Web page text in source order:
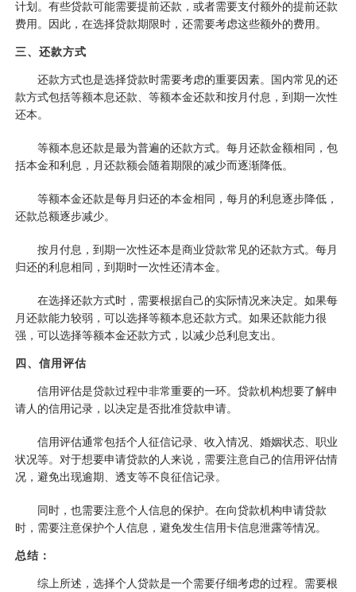
计划。有些贷款可能需要提前还款，或者需要支付额外的提前还款
费用。因此，在选择贷款期限时，还需要考虑这些额外的费用。
三、还款方式
还款方式也是选择贷款时需要考虑的重要因素。国内常见的还
款方式包括等额本息还款、等额本金还款和按月付息，到期一次性
还本。
等额本息还款是最为普遍的还款方式。每月还款金额相同，包
括本金和利息，月还款额会随着期限的减少而逐渐降低。
等额本金还款是每月归还的本金相同，每月的利息逐步降低，
还款总额逐步减少。
按月付息，到期一次性还本是商业贷款常见的还款方式。每月
归还的利息相同，到期时一次性还清本金。
在选择还款方式时，需要根据自己的实际情况来决定。如果每
月还款能力较弱，可以选择等额本息还款方式。如果还款能力很
强，可以选择等额本金还款方式，以减少总利息支出。
四、信用评估
信用评估是贷款过程中非常重要的一环。贷款机构想要了解申
请人的信用记录，以决定是否批准贷款申请。
信用评估通常包括个人征信记录、收入情况、婚姻状态、职业
状况等。对于想要申请贷款的人来说，需要注意自己的信用评估情
况，避免出现逾期、透支等不良征信记录。
同时，也需要注意个人信息的保护。在向贷款机构申请贷款
时，需要注意保护个人信息，避免发生信用卡信息泄露等情况。
总结：
综上所述，选择个人贷款是一个需要仔细考虑的过程。需要根